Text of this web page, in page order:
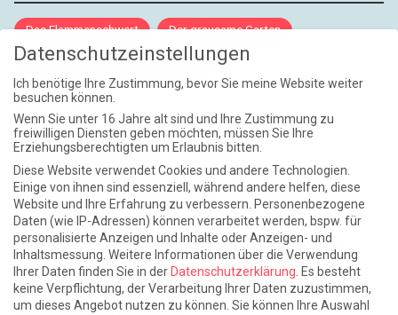
Das Flammenschwert Der grausame Garten
NIEMALS UND AUCH DANN NICHT
Weite Reisen
Atlantische Turbulenzen DIE ELF
Die Zeit der Ringelblumen ist vorbei Europa im Kopf
Fast am Ziel Frühling in Florenz In der Blase
Leben lernen / Ein Versuch Trinken. Träumen. Trösten.
Triple-Edinburgher mit Ketchup WACHS!
Datenschutzeinstellungen
Ich benötige Ihre Zustimmung, bevor Sie meine Website weiter
besuchen können.
Wenn Sie unter 16 Jahre alt sind und Ihre Zustimmung zu
freiwilligen Diensten geben möchten, müssen Sie Ihre
Erziehungsberechtigten um Erlaubnis bitten.
Diese Website verwendet Cookies und andere Technologien.
Einige von ihnen sind essenziell, während andere helfen, diese
Website und Ihre Erfahrung zu verbessern. Personenbezogene
Daten (wie IP-Adressen) können verarbeitet werden, bspw. für
personalisierte Anzeigen und Inhalte oder Anzeigen- und
Inhaltsmessung. Weitere Informationen über die Verwendung
Ihrer Daten finden Sie in der Datenschutzerklärung Es besteht
keine Verpflichtung, der Verarbeitung Ihrer Daten zuzustimmen,
um dieses Angebot nutzen zu können. Sie können Ihre Auswahl